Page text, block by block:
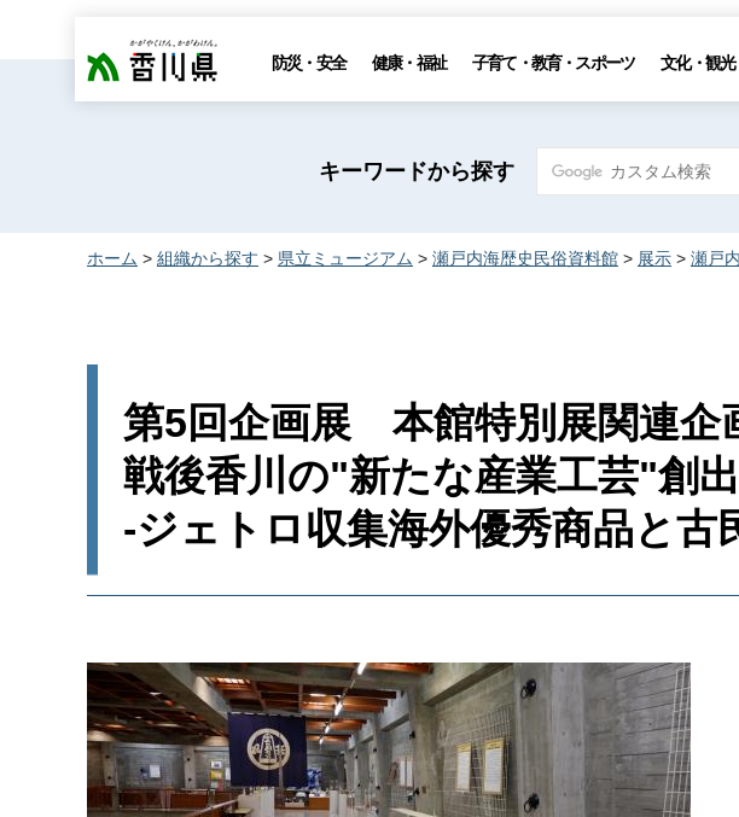
香川県 防災・安全 健康・福祉 子育て・教育・スポーツ 文化・観光
キーワードから探す
ホーム > 組織から探す > 県立ミュージアム > 瀬戸内海歴史民俗資料館 > 展示 > 瀬戸
第5回企画展 本館特別展関連企
戦後香川の"新たな産業工芸"創出
-ジェトロ収集海外優秀商品と古